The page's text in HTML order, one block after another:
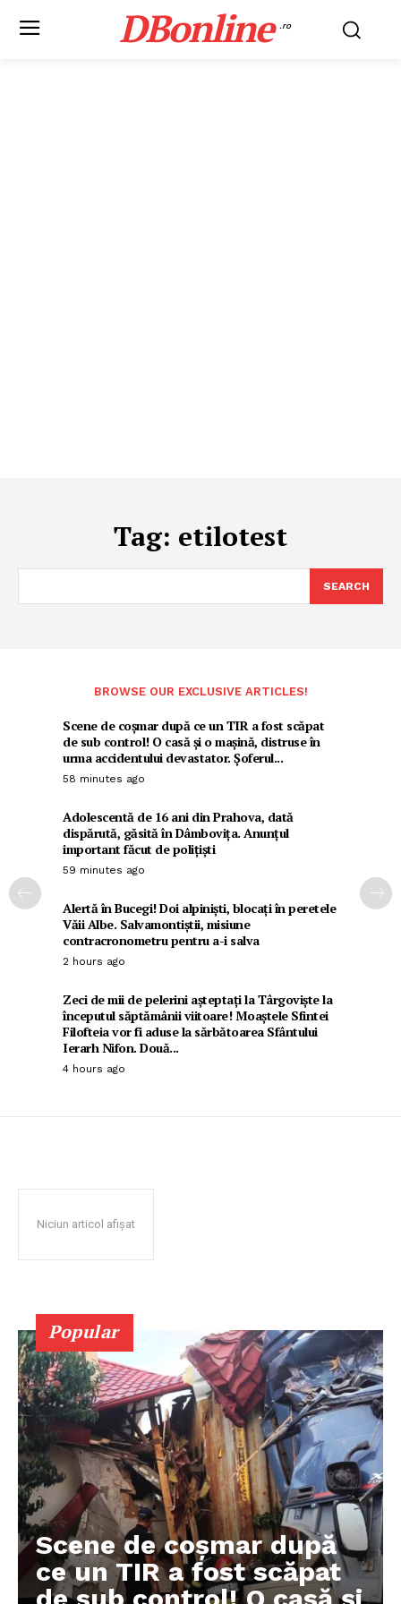
DBonline .ro
Tag: etilotest
SEARCH
BROWSE OUR EXCLUSIVE ARTICLES!
Scene de coșmar după ce un TIR a fost scăpat
de sub control! O casă și o mașină, distruse în
urma accidentului devastator. Șoferul...
58 minutes ago
Adolescentă de 16 ani din Prahova, dată
dispărută, găsită în Dâmbovița. Anunțul
important făcut de polițiști
59 minutes ago
Alertă în Bucegi! Doi alpiniști, blocați în peretele
Văii Albe. Salvamontiștii, misiune
contracronometru pentru a-i salva
2 hours ago
Zeci de mii de pelerini așteptați la Târgoviște la
începutul săptămânii viitoare! Moaștele Sfintei
Filofteia vor fi aduse la sărbătoarea Sfântului
Ierarh Nifon. Două...
4 hours ago
Niciun articol afișat
Popular
Scene de coșmar după
ce un TIR a fost scăpat